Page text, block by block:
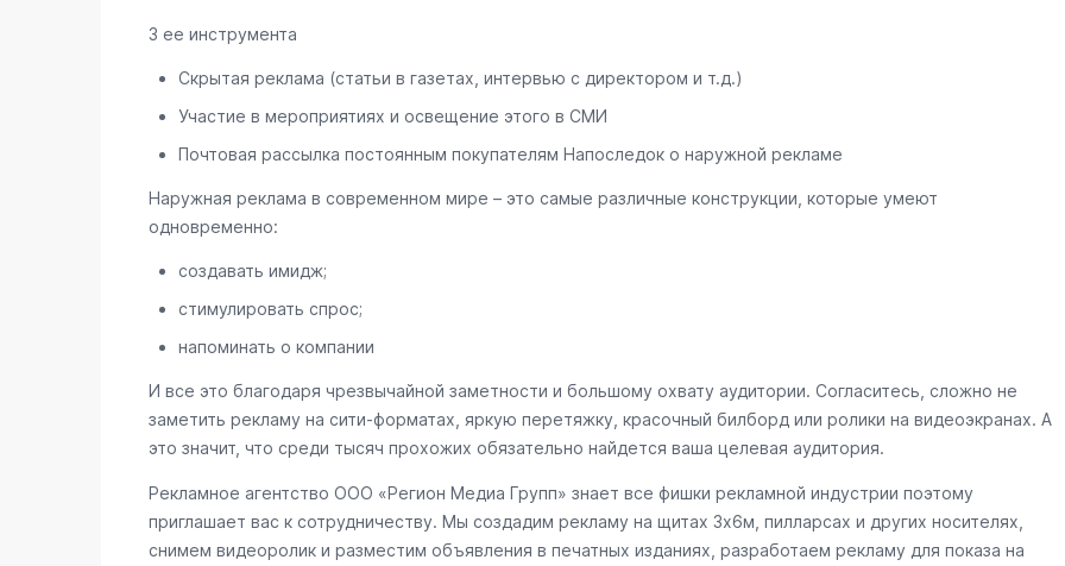
3 ее инструмента
Скрытая реклама (статьи в газетах, интервью с директором и т.д.)
Участие в мероприятиях и освещение этого в СМИ
Почтовая рассылка постоянным покупателям Напоследок о наружной рекламе
Наружная реклама в современном мире – это самые различные конструкции, которые умеют
одновременно:
создавать имидж;
стимулировать спрос;
напоминать о компании
И все это благодаря чрезвычайной заметности и большому охвату аудитории. Согласитесь, сложно не
заметить рекламу на сити-форматах, яркую перетяжку, красочный билборд или ролики на видеоэкранах. А
это значит, что среди тысяч прохожих обязательно найдется ваша целевая аудитория.
Рекламное агентство ООО «Регион Медиа Групп» знает все фишки рекламной индустрии поэтому
приглашает вас к сотрудничеству. Мы создадим рекламу на щитах 3х6м, пилларсах и других носителях,
снимем видеоролик и разместим объявления в печатных изданиях, разработаем рекламу для показа на